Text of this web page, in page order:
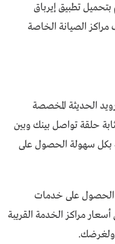
تطبيق إيرباق
الصيانة الخاصة
الحديثة المخصصة
حلقة تواصل بينك وبين
بكل سهولة الحصول على
الحصول على خدمات
مراكز الخدمة القريبة
ولغرضك.